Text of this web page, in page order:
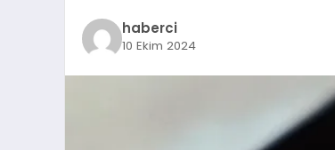
haberci
10 Ekim 2024